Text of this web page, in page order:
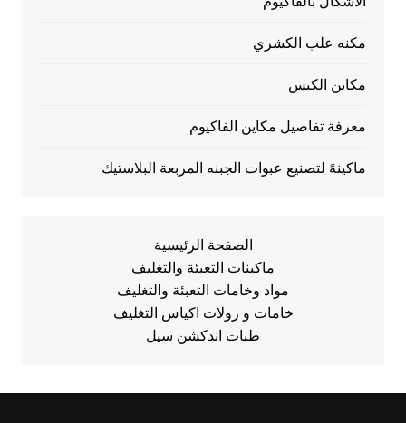
مكنه علب الكشري
مكاين الكبس
معرفة تفاصيل مكاين الفاكيوم
ماكينهً لتصنيع عبوات الجبنه المربعة البلاستيك
الصفحة الرئيسية
ماكينات التعبئة والتغليف
مواد وخامات التعبئة والتغليف
خامات و رولات اكياس التغليف
طبات اندكشن سيل